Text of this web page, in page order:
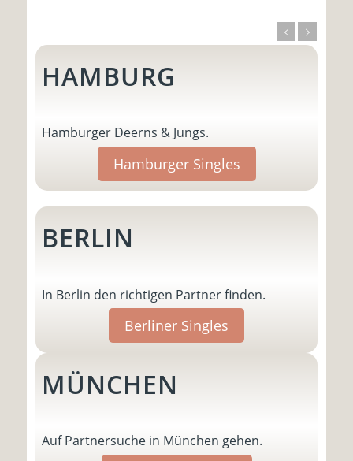
HAMBURG
Hamburger Deerns & Jungs.
Hamburger Singles
BERLIN
In Berlin den richtigen Partner finden.
Berliner Singles
MÜNCHEN
Auf Partnersuche in München gehen.